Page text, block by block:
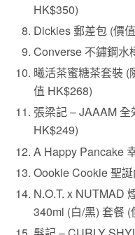
HK$350)
Dickies 郵差包 (價
Converse 不鏽鋼水
曦活茶蜜糖茶套裝 (
值 HK$268)
張梁記 – JAAAM
HK$249)
A Happy Pancake
Oookie Cookie 聖
N.O.T. x NUTMAD
340ml (白/黑) 套餐